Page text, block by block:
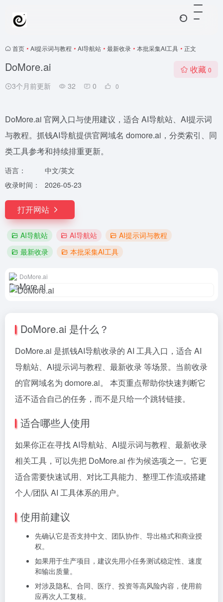
首页 • AI提示词与教程 • AI导航站 • 最新收录 • 本批采集AI工具 • 正文
DoMore.ai
3个月前更新 32 0 0
收藏 0
DoMore.ai 官网入口与使用建议，适合 AI导航站、AI提示词
与教程。抓钱AI导航提供官网域名 domore.ai，分类索引、同
类工具参考和持续排重更新。
语言：
中文/英文
收录时间：
2026-05-23
打开网站
AI导航站 AI导航站
AI提示词与教程
最新收录
本批采集AI工具
DoMore.ai
DoMore.ai 是什么？
DoMore.ai 是抓钱AI导航收录的 AI 工具入口，适合 AI
导航站、AI提示词与教程、最新收录 等场景。当前收录
的官网域名为 domore.ai。 本页重点帮助你快速判断它
适不适合自己的任务，而不是只给一个跳转链接。
适合哪些人使用
如果你正在寻找 AI导航站、AI提示词与教程、最新收录
相关工具，可以先把 DoMore.ai 作为候选项之一。它更
适合需要快速试用、对比工具能力、整理工作流或搭建
个人/团队 AI 工具体系的用户。
使用前建议
先确认它是否支持中文、团队协作、导出格式和商业授
权。
如果用于生产项目，建议先用小任务测试稳定性、速度
和输出质量。
对涉及隐私、合同、医疗、投资等高风险内容，使用前
应再次人工复核。